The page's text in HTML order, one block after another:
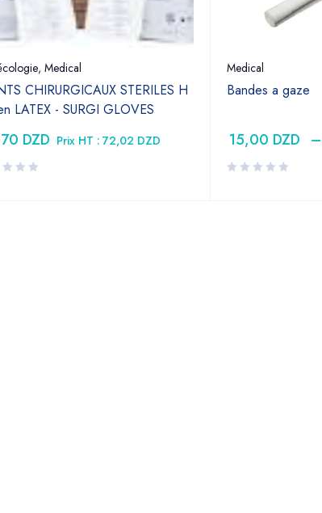
, Medical
CHIRURGICAUX STERILES H
LATEX - SURGI GLOVES
DZD Prix HT : 72,02 DZD
Medical
Bandes a gaze
15,00 DZD –